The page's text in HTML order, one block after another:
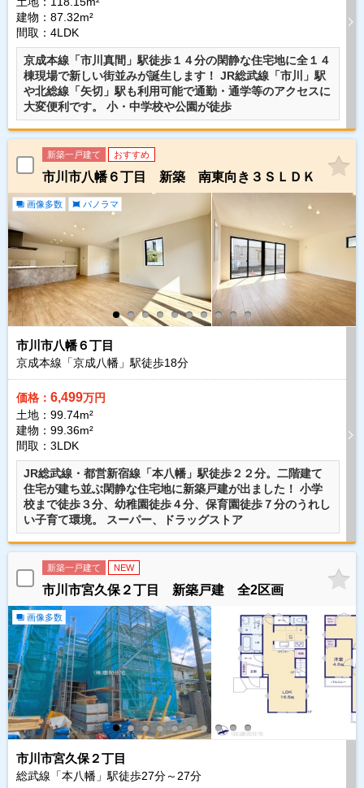
建物：87.32m²
間取：4LDK
京成本線「市川真間」駅徒歩１４分の閑静な住宅地に全１４
棟現場で新しい街並みが誕生します！ JR総武線「市川」駅
や北総線「矢切」駅も利用可能で通勤・通学等のアクセスに
大変便利です。 小・中学校や公園が徒歩
新築一戸建て おすすめ
市川市八幡６丁目 新築 南東向き３ＳＬＤＫ
画像多数 パノラマ
市川市八幡６丁目
京成本線「京成八幡」駅徒歩18分
価格： 6,499万円
土地：99.74m²
建物：99.36m²
間取：3LDK
JR総武線・都営新宿線「本八幡」駅徒歩２２分。二階建て
住宅が建ち並ぶ閑静な住宅地に新築戸建が出ました！ 小学
校まで徒歩３分、幼稚園徒歩４分、保育園徒歩７分のうれし
い子育て環境。 スーパー、ドラッグストア
新築一戸建て NEW
市川市宮久保２丁目 新築戸建 全2区画
画像多数
市川市宮久保２丁目
総武線「本八幡」駅徒歩27分～ 27分